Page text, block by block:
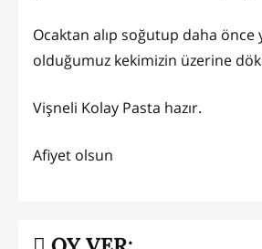
Ocaktan alıp soğutup daha önce
olduğumuz kekimizin üzerine
Vişneli Kolay Pasta hazır.
Afiyet olsun